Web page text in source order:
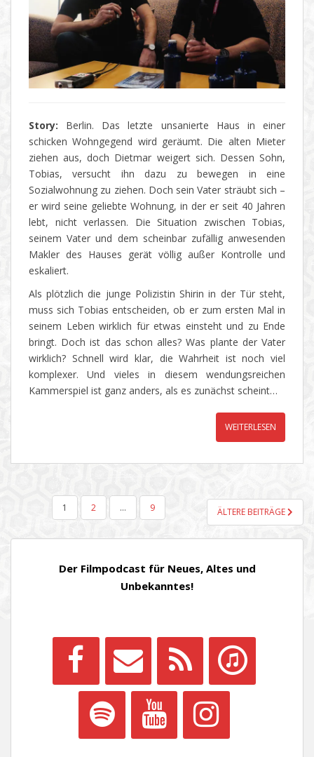
Story: Berlin. Das letzte unsanierte Haus in einer
schicken Wohngegend wird geräumt. Die alten Mieter
ziehen aus, doch Dietmar weigert sich. Dessen Sohn,
Tobias, versucht ihn dazu zu bewegen in eine
Sozialwohnung zu ziehen. Doch sein Vater sträubt sich –
er wird seine geliebte Wohnung, in der er seit 40 Jahren
lebt, nicht verlassen. Die Situation zwischen Tobias,
seinem Vater und dem scheinbar zufällig anwesenden
Makler des Hauses gerät völlig außer Kontrolle und
eskaliert.
Als plötzlich die junge Polizistin Shirin in der Tür steht,
muss sich Tobias entscheiden, ob er zum ersten Mal in
seinem Leben wirklich für etwas einsteht und zu Ende
bringt. Doch ist das schon alles? Was plante der Vater
wirklich? Schnell wird klar, die Wahrheit ist noch viel
komplexer. Und vieles in diesem wendungsreichen
Kammerspiel ist ganz anders, als es zunächst scheint…
WEITERLESEN
SEITENNUMMERIERUNG
BEITRÄGE
1 2 … 9 ÄLTERE BEITRÄGE
Der Filmpodcast für Neues, Altes und
Unbekanntes!